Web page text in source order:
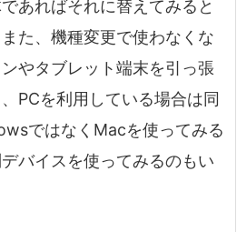
あればそれに替えてみると
た、機種変更で使わなくな
やタブレット端末を引っ張
PCを利用している場合は同
ではなくMacを使ってみる
バイスを使ってみるのもい